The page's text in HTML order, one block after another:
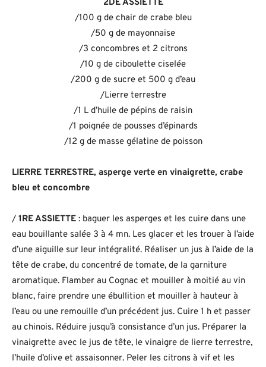
2DE ASSIETTE
/100 g de chair de crabe bleu
/50 g de mayonnaise
/3 concombres et 2 citrons
/10 g de ciboulette ciselée
/200 g de sucre et 500 g d’eau
/Lierre terrestre
/1 L d’huile de pépins de raisin
/1 poignée de pousses d’épinards
/12 g de masse gélatine de poisson
LIERRE TERRESTRE, asperge verte en vinaigrette, crabe
bleu et concombre
/ 1RE ASSIETTE : baguer les asperges et les cuire dans une
eau bouillante salée 3 à 4 mn. Les glacer et les trouer à l’aide
d’une aiguille sur leur intégralité. Réaliser un jus à l’aide de la
tête de crabe, du concentré de tomate, de la garniture
aromatique. Flamber au Cognac et mouiller à moitié au vin
blanc, faire prendre une ébullition et mouiller à hauteur à
l’eau ou une remouille d’un précédent jus. Cuire 1 h et passer
au chinois. Réduire jusqu’à consistance d’un jus. Préparer la
vinaigrette avec le jus de tête, le vinaigre de lierre terrestre,
l’huile d’olive et assaisonner. Peler les citrons à vif et les